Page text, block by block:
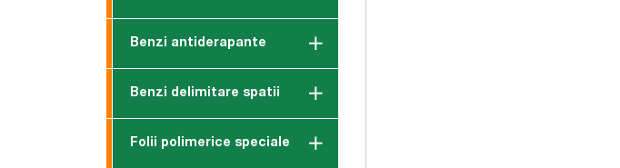
Benzi antiderapante
Benzi delimitare spatii
Folii polimerice speciale